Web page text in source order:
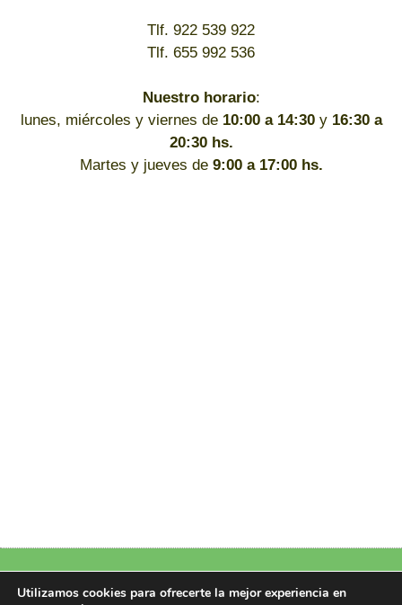
Tlf. 922 539 922
Tlf. 655 992 536
Nuestro horario:
lunes, miércoles y viernes de 10:00 a 14:30y 16:30 a
20:30 hs.
Martes y jueves de 9:00 a 17:00 hs.
Política de Privacidad |Política de Cookies |Aviso Legal|Más información
Utilizamos cookies para ofrecerte la mejor experiencia en